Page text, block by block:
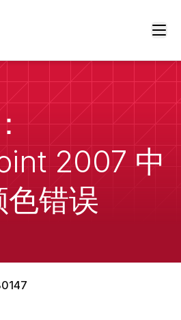
2007 中
色错误